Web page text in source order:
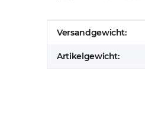
Produkteigenschaft
Wert
Versandgewicht:
Artikelgewicht: